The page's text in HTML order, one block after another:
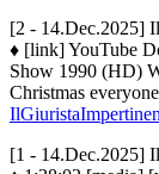
[2 - 14.Dec.2025]
♦ [link] YouTube
Show 1990 (HD)
Christmas
[1 - 14.Dec.2025]